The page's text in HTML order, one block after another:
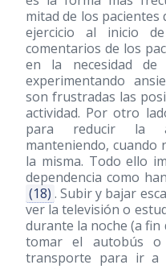
mitad de los pacientes
ejercicio al inicio
comentarios de los
en la necesidad de
experimentando
son frustradas las
actividad. Por otro
para reducir la
manteniendo, cuando
la misma. Todo ello
dependencia como
(18) . Subir y bajar
ver la televisión o
durante la noche (a
tomar el autobús o
transporte para ir